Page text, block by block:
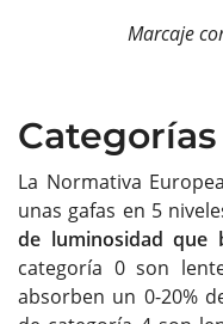
Marcaje
La Normativa
unas gafas en 5
de luminosidad que
categoría 0 son
absorben un 0-20%